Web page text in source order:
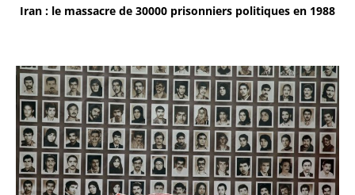
Iran : le massacre de 30000 prisonniers politiques en 1988